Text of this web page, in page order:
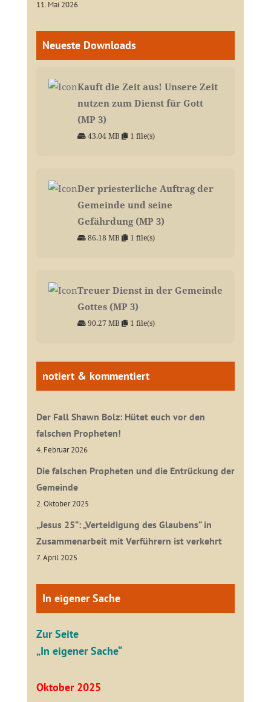
11. Mai 2026
Neueste Downloads
Kauft die Zeit aus! Unsere Zeit
nutzen zum Dienst für Gott
(MP 3)
43.04 MB 1 file(s)
Der priesterliche Auftrag der
Gemeinde und seine
Gefährdung (MP 3)
86.18 MB 1 file(s)
Treuer Dienst in der Gemeinde
Gottes (MP 3)
90.27 MB 1 file(s)
notiert & kommentiert
Der Fall Shawn Bolz: Hütet euch vor den
falschen Propheten!
4. Februar 2026
Die falschen Propheten und die Entrückung der
Gemeinde
2. Oktober 2025
„Jesus 25“: „Verteidigung des Glaubens“ in
Zusammenarbeit mit Verführern ist verkehrt
7. April 2025
In eigener Sache
Zur Seite
„In eigener Sache“
Oktober 2025